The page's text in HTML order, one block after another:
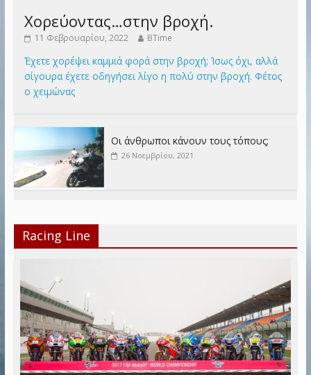
Χορεύοντας…στην βροχή.
11 Φεβρουαρίου, 2022 BTime
Έχετε χορέψει καμμιά φορά στην βροχή; Ίσως όχι, αλλά
σίγουρα έχετε οδηγήσει λίγο η πολύ στην βροχή. Φέτος
ο χειμώνας
Οι άνθρωποι κάνουν τους τόπους;
26 Νοεμβρίου, 2021
Racing Line